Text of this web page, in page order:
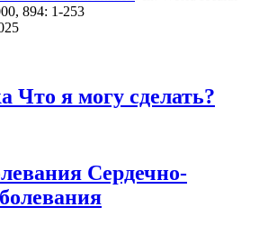
894: 1-253
Что я могу сделать?
Сердечно-